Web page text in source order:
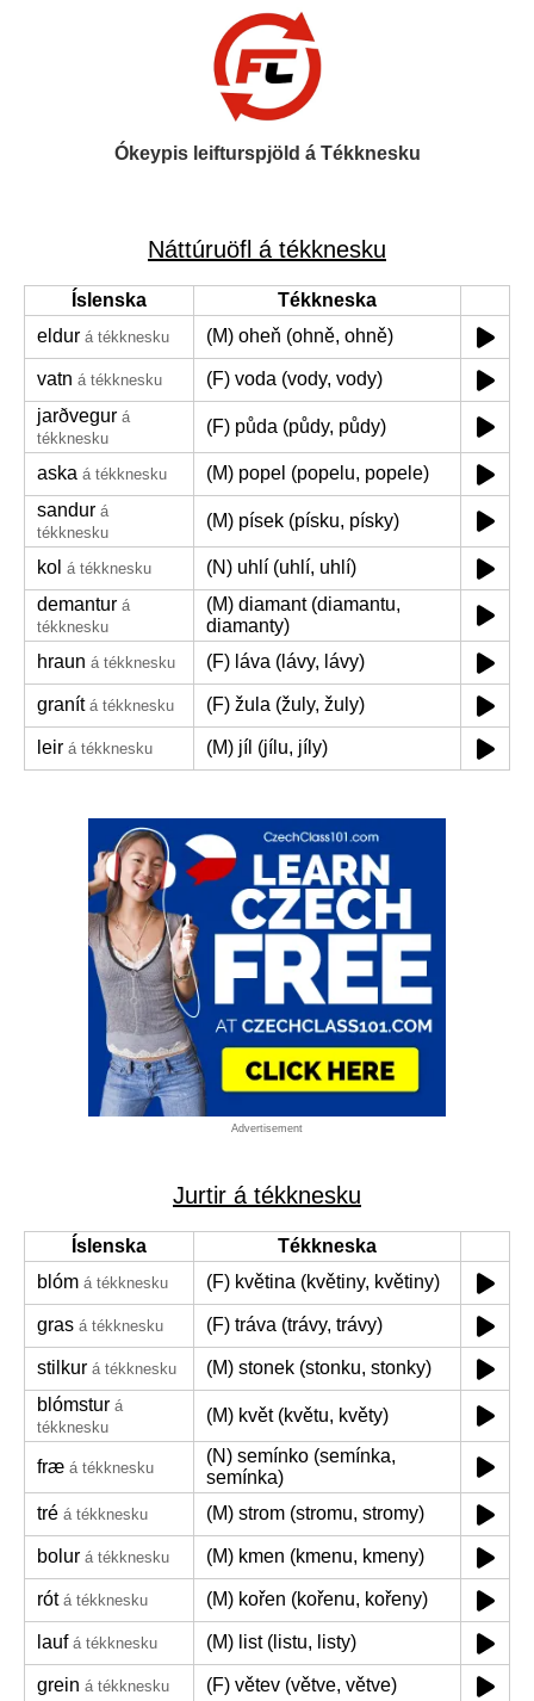
Ókeypis leifturspjöld á Tékknesku
Náttúruöfl á tékknesku
Íslenska
Tékkneska
eldur á tékknesku (M) oheň (ohně, ohně)
vatn á tékknesku
(F) voda (vody, vody)
jarðvegur á
tékknesku
(F) půda (půdy, půdy)
aska á tékknesku
(M) popel (popelu, popele)
sandur á
tékknesku
(M) písek (písku, písky)
kol á tékknesku
(N) uhlí (uhlí, uhlí)
demantur á
tékknesku
(M) diamant (diamantu,
diamanty)
hraun á tékknesku (F) láva (lávy, lávy)
granít á tékknesku (F) žula (žuly, žuly)
leir á tékknesku (M) jíl (jílu, jíly)
Advertisement
Jurtir á tékknesku
Íslenska
Tékkneska
blóm á tékknesku (F) květina (květiny, květiny)
gras á tékknesku (F) tráva (trávy, trávy)
stilkur á tékknesku
(M) stonek (stonku, stonky)
blómstur á
tékknesku
(M) květ (květu, květy)
fræ á tékknesku
(N) semínko (semínka,
semínka)
tré á tékknesku (M) strom (stromu, stromy)
bolur á tékknesku (M) kmen (kmenu, kmeny)
rót á tékknesku (M) kořen (kořenu, kořeny)
lauf á tékknesku (M) list (listu, listy)
grein á tékknesku (F) větev (větve, větve)